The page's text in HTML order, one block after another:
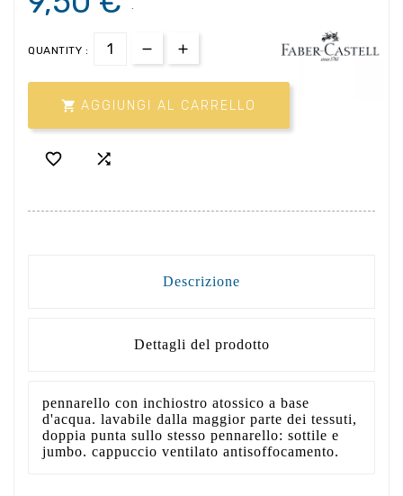
.
QUANTITY :
 AGGIUNGI AL CARRELLO
 
Descrizione
Dettagli del prodotto
pennarello con inchiostro atossico a base
d'acqua. lavabile dalla maggior parte dei tessuti,
doppia punta sullo stesso pennarello: sottile e
jumbo. cappuccio ventilato antisoffocamento.